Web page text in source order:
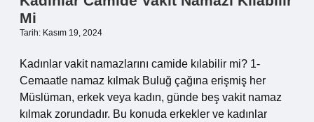
Mi
Tarih: Kasım 19, 2024
Kadınlar vakit namazlarını camide kılabilir mi? 1-
Cemaatle namaz kılmak Buluğ çağına erişmiş her
Müslüman, erkek veya kadın, günde beş vakit namaz
kılmak zorundadır. Bu konuda erkekler ve kadınlar